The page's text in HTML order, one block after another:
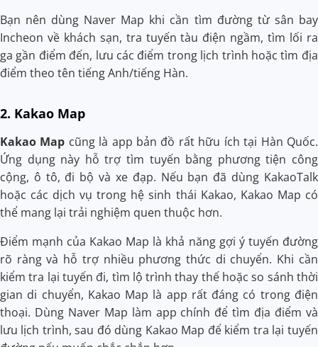
Bạn nên dùng Naver Map khi cần tìm đường từ sân bay
Incheon về khách sạn, tra tuyến tàu điện ngầm, tìm lối ra
ga gần điểm đến, lưu các điểm trong lịch trình hoặc tìm địa
điểm theo tên tiếng Anh/tiếng Hàn.
2. Kakao Map
Kakao Map cũng là app bản đồ rất hữu ích tại Hàn Quốc.
Ứng dụng này hỗ trợ tìm tuyến bằng phương tiện công
cộng, ô tô, đi bộ và xe đạp. Nếu bạn đã dùng KakaoTalk
hoặc các dịch vụ trong hệ sinh thái Kakao, Kakao Map có
thể mang lại trải nghiệm quen thuộc hơn.
Điểm mạnh của Kakao Map là khả năng gợi ý tuyến đường
rõ ràng và hỗ trợ nhiều phương thức di chuyển. Khi cần
kiểm tra lại tuyến đi, tìm lộ trình thay thế hoặc so sánh thời
gian di chuyển, Kakao Map là app rất đáng có trong điện
thoại. Dùng Naver Map làm app chính để tìm địa điểm và
lưu lịch trình, sau đó dùng Kakao Map để kiểm tra lại tuyến